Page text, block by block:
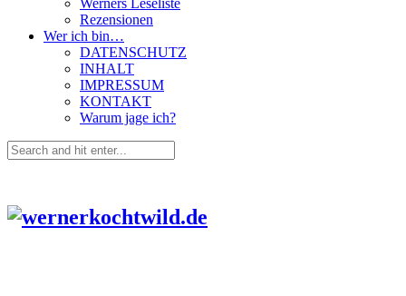
Werners Leseliste
Rezensionen
Wer ich bin…
DATENSCHUTZ
INHALT
IMPRESSUM
KONTAKT
Warum jage ich?